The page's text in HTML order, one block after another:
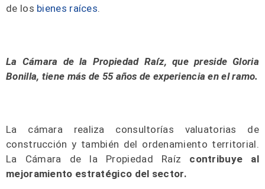
de los bienes raíces.
La Cámara de la Propiedad Raíz, que preside Gloria
Bonilla, tiene más de 55 años de experiencia en el ramo.
La cámara realiza consultorías valuatorias de
construcción y también del ordenamiento territorial.
La Cámara de la Propiedad Raíz contribuye al
mejoramiento estratégico del sector.